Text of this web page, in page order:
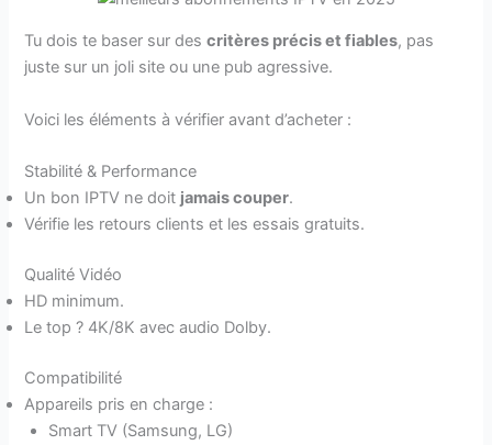
Tu dois te baser sur descritères précis et fiables, pas
juste sur un joli site ou une pub agressive.
Voici les éléments à vérifier avant d’acheter :
Stabilité & Performance
Un bon IPTV ne doit jamais couper.
Vérifie les retours clients et les essais gratuits.
Qualité Vidéo
HD minimum.
Le top ? 4K/8K avec audio Dolby.
Compatibilité
Appareils pris en charge :
Smart TV (Samsung, LG)